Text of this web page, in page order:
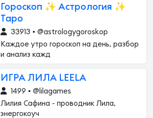
Гороскоп ✨ Астрология ✨
Таро
33913 • @astrologygoroskop
Каждое утро гороскоп на день, разбор
и анализ кажд
ИГРА ЛИЛА LEELA
1499 • @lilagames
Лилия Сафина - проводник Лила,
энергокоуч